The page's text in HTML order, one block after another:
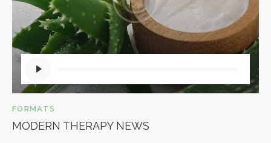
Audio
Player
FORMATS
MODERN THERAPY NEWS